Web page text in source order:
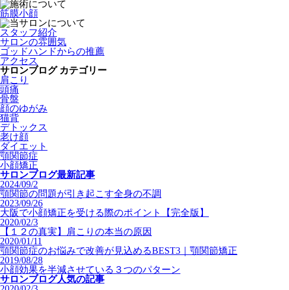
筋膜小顔
スタッフ紹介
サロンの雰囲気
ゴッドハンドからの推薦
アクセス
サロンブログ カテゴリー
肩こり
頭痛
骨盤
顔のゆがみ
猫背
デトックス
老け顔
ダイエット
顎関節症
小顔矯正
サロンブログ最新記事
2024/09/2
顎関節の問題が引き起こす全身の不調
2023/09/26
大阪で小顔矯正を受ける際のポイント【完全版】
2020/02/3
【１２の真実】肩こりの本当の原因
2020/01/11
顎関節症のお悩みで改善が見込めるBEST3｜顎関節矯正
2019/08/28
小顔効果を半減させている３つのパターン
サロンブログ人気の記事